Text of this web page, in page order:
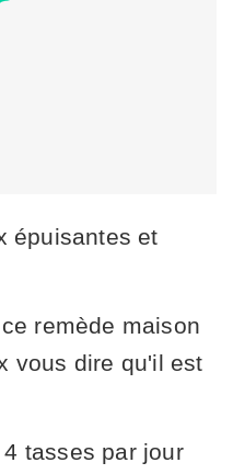
épuisantes et
remède maison
vous dire qu'il est
tasses par jour